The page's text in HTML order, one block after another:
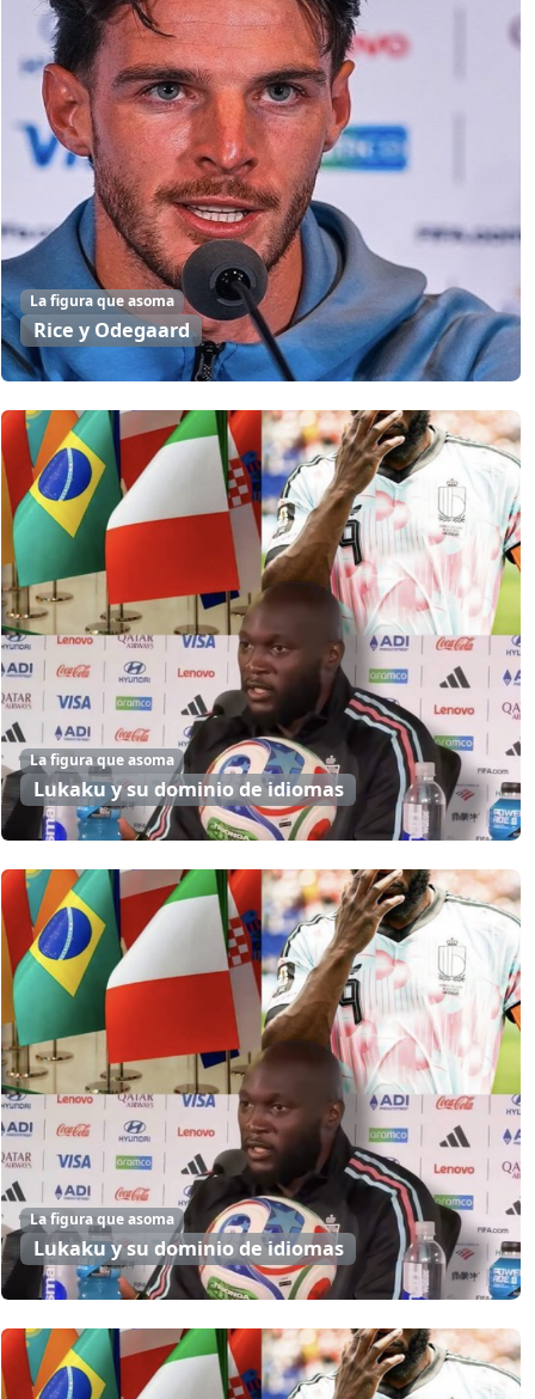
La figura que asoma
Rice y Odegaard
La figura que asoma
Lukaku y su dominio de idiomas
La figura que asoma
Lukaku y su dominio de idiomas